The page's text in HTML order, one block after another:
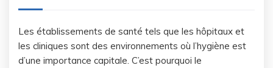
Les établissements de santé tels que les hôpitaux et
les cliniques sont des environnements où l’hygiène est
d’une importance capitale. C’est pourquoi le